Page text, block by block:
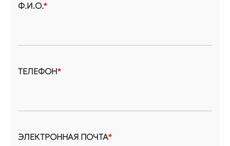
Ф.И.О.*
ТЕЛЕФОН*
ЭЛЕКТРОННАЯ ПОЧТА*